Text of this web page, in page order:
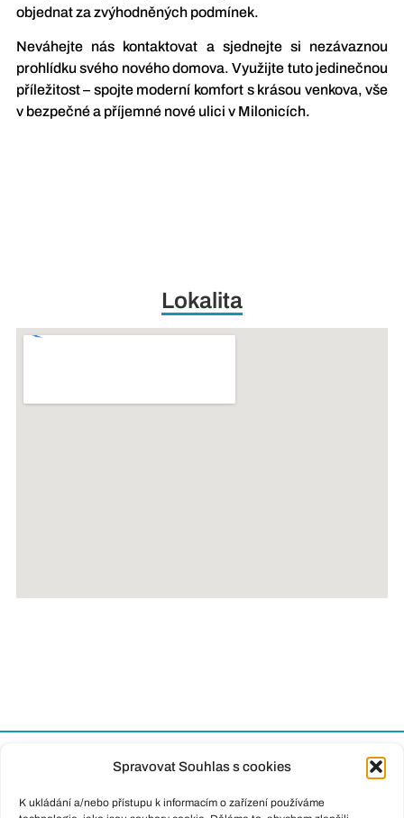
Spravovat Souhlas s cookies
K ukládání a/nebo přístupu k informacím o zařízení používáme
objednat za zvýhodněných podmínek.
Neváhejte nás kontaktovat a sjednejte si nezávaznou
prohlídku svého nového domova. Využijte tuto jedinečnou
příležitost – spojte moderní komfort s krásou venkova, vše
v bezpečné a příjemné nové ulici v Milonicích.
Lokalita